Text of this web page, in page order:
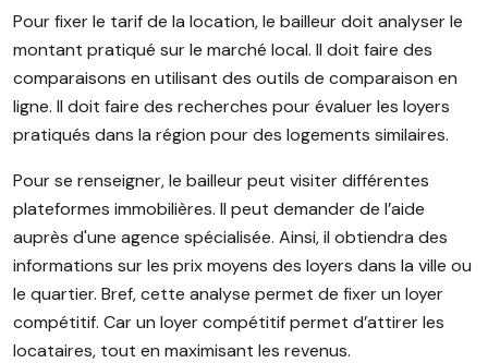
Pour fixer le tarif de la location, le bailleur doit analyser le
montant pratiqué sur le marché local. Il doit faire des
comparaisons en utilisant des outils de comparaison en
ligne. Il doit faire des recherches pour évaluer les loyers
pratiqués dans la région pour des logements similaires.
Pour se renseigner, le bailleur peut visiter différentes
plateformes immobilières. Il peut demander de l’aide
auprès d'une agence spécialisée. Ainsi, il obtiendra des
informations sur les prix moyens des loyers dans la ville ou
le quartier. Bref, cette analyse permet de fixer un loyer
compétitif. Car un loyer compétitif permet d’attirer les
locataires, tout en maximisant les revenus.